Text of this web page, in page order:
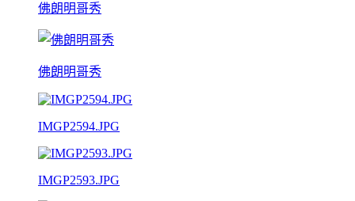
佛朗明哥秀
佛朗明哥秀
IMGP2594.JPG
IMGP2593.JPG